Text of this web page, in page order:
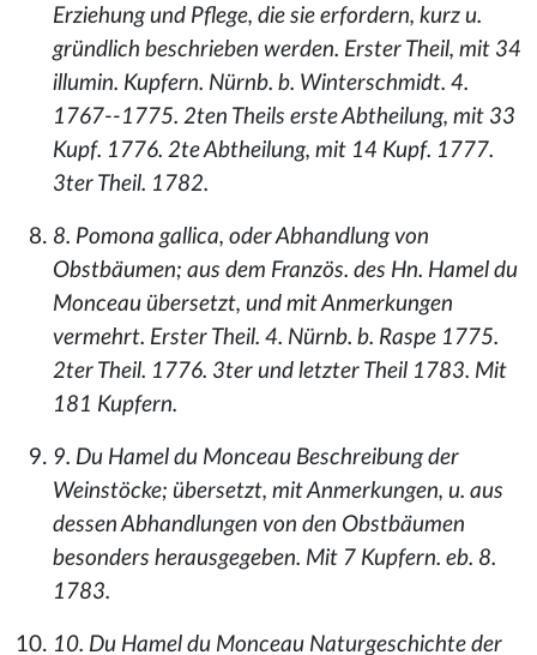
Erziehung und Pflege, die sie erfordern, kurz u.
gründlich beschrieben werden. Erster Theil, mit 34
illumin. Kupfern. Nürnb. b. Winterschmidt. 4.
1767--1775. 2ten Theils erste Abtheilung, mit 33
Kupf. 1776. 2te Abtheilung, mit 14 Kupf. 1777.
3ter Theil. 1782.
8. Pomona gallica, oder Abhandlung von
Obstbäumen; aus dem Französ. des Hn. Hamel du
Monceau übersetzt, und mit Anmerkungen
vermehrt. Erster Theil. 4. Nürnb. b. Raspe 1775.
2ter Theil. 1776. 3ter und letzter Theil 1783. Mit
181 Kupfern.
9. Du Hamel du Monceau Beschreibung der
Weinstöcke; übersetzt, mit Anmerkungen, u. aus
dessen Abhandlungen von den Obstbäumen
besonders herausgegeben. Mit 7 Kupfern. eb. 8.
1783.
10. Du Hamel du Monceau Naturgeschichte der